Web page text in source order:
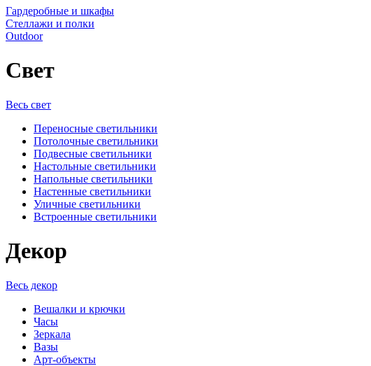
Гардеробные и шкафы
Стеллажи и полки
Outdoor
Свет
Весь свет
Переносные светильники
Потолочные светильники
Подвесные светильники
Настольные светильники
Напольные светильники
Настенные светильники
Уличные светильники
Встроенные светильники
Декор
Весь декор
Вешалки и крючки
Часы
Зеркала
Вазы
Арт-объекты